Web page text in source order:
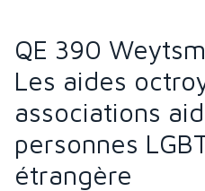
QE 390
Les aides
associations
personnes
étrangère